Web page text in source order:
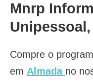
Mnrp
Compre o
em Almada no